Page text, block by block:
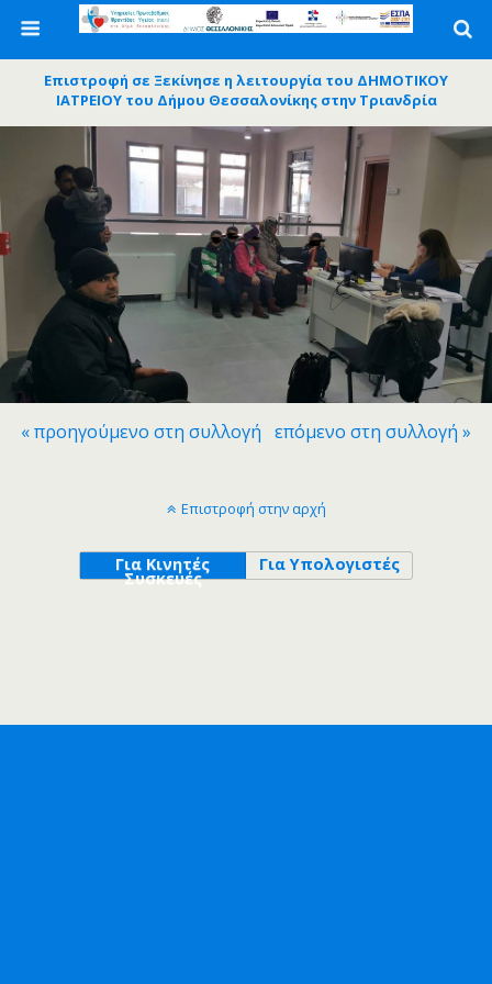
Επιστροφή σε Ξεκίνησε η λειτουργία του ΔΗΜΟΤΙΚΟΥ
ΙΑΤΡΕΙΟΥ του Δήμου Θεσσαλονίκης στην Τριανδρία
« προηγούμενο στη συλλογή επόμενο στη συλλογή »
Επιστροφή στην αρχή
Για Κινητές
Συσκευές
Για Υπολογιστές